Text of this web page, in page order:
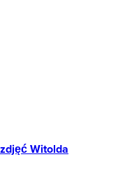
Witolda